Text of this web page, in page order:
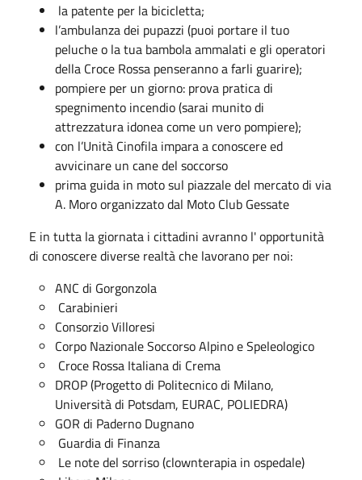
la patente per la bicicletta;
l’ambulanza dei pupazzi (puoi portare il tuo
peluche o la tua bambola ammalati e gli operatori
della Croce Rossa penseranno a farli guarire);
pompiere per un giorno: prova pratica di
spegnimento incendio (sarai munito di
attrezzatura idonea come un vero pompiere);
con l’Unità Cinofila impara a conoscere ed
avvicinare un cane del soccorso
prima guida in moto sul piazzale del mercato di via
A. Moro organizzato dal Moto Club Gessate
E in tutta la giornata i cittadini avranno l' opportunità
di conoscere diverse realtà che lavorano per noi:
ANC di Gorgonzola
Carabinieri
Consorzio Villoresi
Corpo Nazionale Soccorso Alpino e Speleologico
Croce Rossa Italiana di Crema
DROP (Progetto di Politecnico di Milano,
Università di Potsdam, EURAC, POLIEDRA)
GOR di Paderno Dugnano
Guardia di Finanza
Le note del sorriso (clownterapia in ospedale)